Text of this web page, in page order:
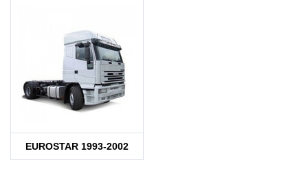
EUROSTAR 1993-2002